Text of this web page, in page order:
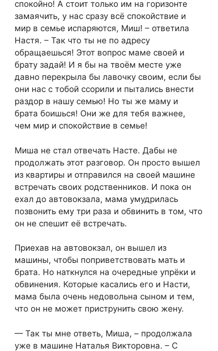
спокойно! А стоит только им на горизонте
замаячить, у нас сразу всё спокойствие и
мир в семье испаряются, Миш! – ответила
Настя. – Так что ты не по адресу
обращаешься! Этот вопрос маме своей и
брату задай! И я бы на твоём месте уже
давно перекрыла бы лавочку своим, если бы
они нас с тобой ссорили и пытались внести
раздор в нашу семью! Но ты же маму и
брата боишься! Они же для тебя важнее,
чем мир и спокойствие в семье!
Миша не стал отвечать Насте. Дабы не
продолжать этот разговор. Он просто вышел
из квартиры и отправился на своей машине
встречать своих родственников. И пока он
ехал до автовокзала, мама умудрилась
позвонить ему три раза и обвинить в том, что
он не спешит её встречать.
Приехав на автовокзал, он вышел из
машины, чтобы поприветствовать мать и
брата. Но наткнулся на очередные упрёки и
обвинения. Которые касались его и Насти,
мама была очень недовольна сыном и тем,
что он не может приструнить свою жену.
— Так ты мне ответь, Миша, – продолжала
уже в машине Наталья Викторовна. – С